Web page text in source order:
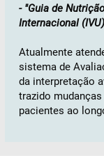
- "Guia de
Internacional
Atualmente
sistema de
da interpretação
trazido
pacientes ao